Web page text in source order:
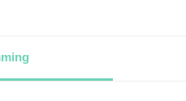
des processus lents :
Charge de travail accrue due